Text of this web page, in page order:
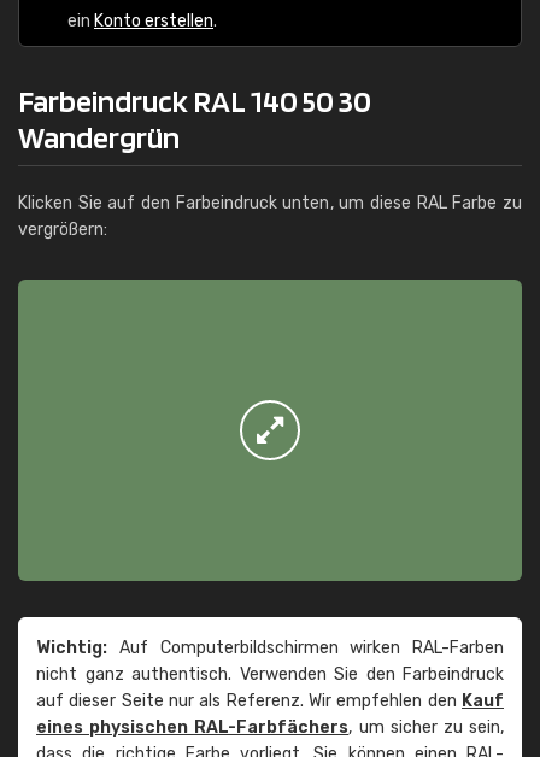
ein Konto erstellen.
Farbeindruck RAL 140 50 30
Wandergrün
Klicken Sie auf den Farbeindruck unten, um diese RAL Farbe zu
vergrößern:
Wichtig: Auf Computerbildschirmen wirken RAL-Farben
nicht ganz authentisch. Verwenden Sie den Farbeindruck
auf dieser Seite nur als Referenz. Wir empfehlen den Kauf
eines physischen RAL-Farbfächers, um sicher zu sein,